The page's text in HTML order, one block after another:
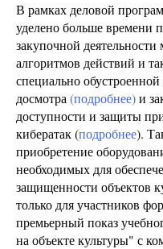
В рамках деловой
уделено больше времени
закупочной деятельности
алгоритмов действий и
специально
досмотра (подробнее)и
доступности и защиты
кибератак (подробнее).
приобретение
необходимых для
защищенности объектов
только для участников
премьерный показ
на объекте культуры" с